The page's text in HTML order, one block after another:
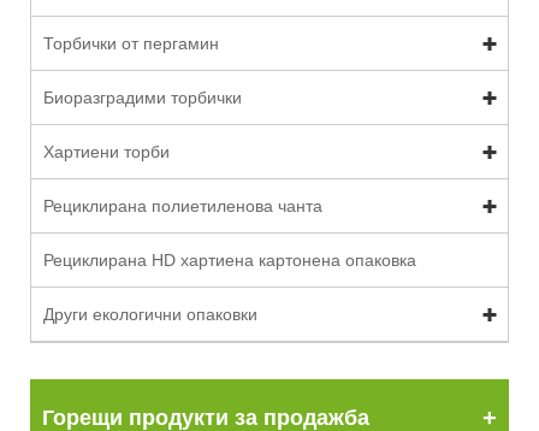
Торбички от пергамин
Биоразградими торбички
Хартиени торби
Рециклирана полиетиленова чанта
Рециклирана HD хартиена картонена опаковка
Други екологични опаковки
Горещи продукти за продажба